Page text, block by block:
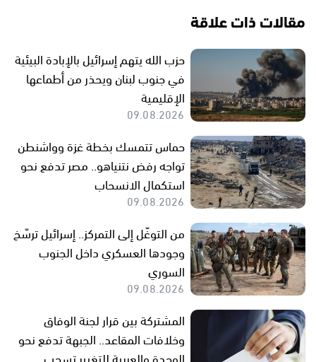
مقالات ذات علاقة
حزب الله يتهم إسرائيل بالإبادة البيئية
في جنوب لبنان ويحذر من أطماعها
الإقليمية
09.08.2026
حماس تتمسك بخطة غزة وواشنطن
تواجه رفض نتنياهو.. مصر تدفع نحو
استكمال الانسحاب
09.08.2026
من التوغّل إلى التمركز.. إسرائيل ترسّخ
وجودها العسكري داخل الجنوب
السوري
09.08.2026
المشتركة بين قرار لجنة الوفاق
وخلافات المقاعد.. الجبهة تدفع نحو